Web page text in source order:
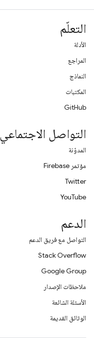
التعلّم
الأدلة
المراجع
النماذج
المكتبات
GitHub
التواصل الاجتماعي
المدوّنة
مؤتمر Firebase
Twitter
YouTube
الدعم
التواصل مع فريق الدعم
Stack Overflow
Google Group
ملاحظات الإصدار
الأسئلة الشائعة
الوثائق القديمة